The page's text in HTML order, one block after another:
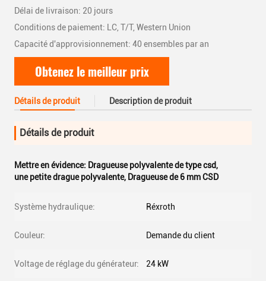
Délai de livraison: 20 jours
Conditions de paiement: LC, T/T, Western Union
Capacité d'approvisionnement: 40 ensembles par an
Obtenez le meilleur prix
Détails de produit Description de produit
Détails de produit
Mettre en évidence: Dragueuse polyvalente de type csd,
une petite drague polyvalente, Dragueuse de 6 mm CSD
Système hydraulique: Réxroth
Couleur: Demande du client
Voltage de réglage du générateur: 24 kW